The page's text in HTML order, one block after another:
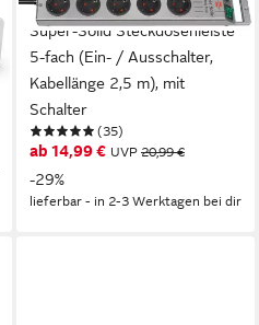
BRENNENSTUHL
Super-Solid Steckdosenleiste
5-fach (Ein- / Ausschalter,
Kabellänge 2,5 m), mit
Schalter
(35)
ab 14,99 € UVP 20,99 €
-29%
lieferbar - in 2-3 Werktagen bei dir